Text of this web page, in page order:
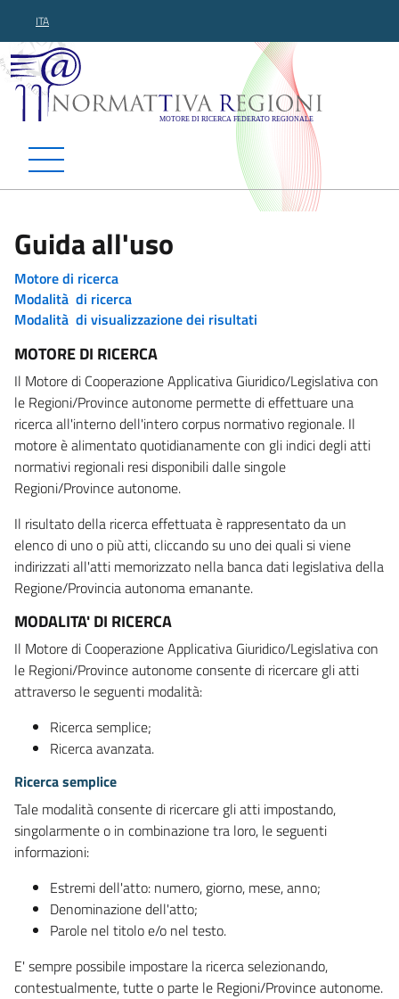
ITA
Normattiva Regioni -
Guida all'uso
Motore di ricerca
Modalità di ricerca
Modalità di visualizzazione dei risultati
MOTORE DI RICERCA
Il Motore di Cooperazione Applicativa Giuridico/Legislativa con
le Regioni/Province autonome permette di effettuare una
ricerca all'interno dell'intero corpus normativo regionale. Il
motore è alimentato quotidianamente con gli indici degli atti
normativi regionali resi disponibili dalle singole
Regioni/Province autonome.
Il risultato della ricerca effettuata è rappresentato da un
elenco di uno o più atti, cliccando su uno dei quali si viene
indirizzati all'atti memorizzato nella banca dati legislativa della
Regione/Provincia autonoma emanante.
MODALITA' DI RICERCA
Il Motore di Cooperazione Applicativa Giuridico/Legislativa con
le Regioni/Province autonome consente di ricercare gli atti
attraverso le seguenti modalità:
Ricerca semplice;
Ricerca avanzata.
Ricerca semplice
Tale modalità consente di ricercare gli atti impostando,
singolarmente o in combinazione tra loro, le seguenti
informazioni:
Estremi dell'atto: numero, giorno, mese, anno;
Denominazione dell'atto;
Parole nel titolo e/o nel testo.
E' sempre possibile impostare la ricerca selezionando,
contestualmente, tutte o parte le Regioni/Province autonome.